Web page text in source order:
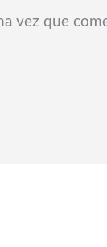
vez que